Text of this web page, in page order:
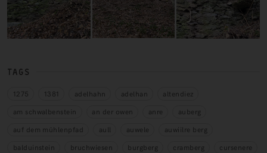
TAGS
1275 1381 adelhahn adelhan
altendiez
am schwalbenstein
an der owen anre
auberg
auf dem mühlenpfad
aull auwele
auwiilre berg
balduinstein
bruchwiesen burgberg cramberg
cursenere